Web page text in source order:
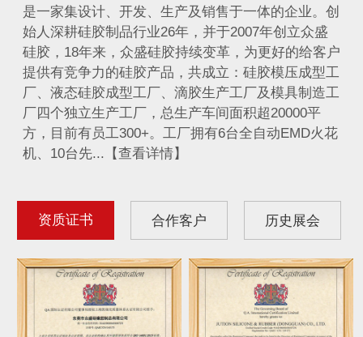
是一家集设计、开发、生产及销售于一体的企业。创
始人深耕硅胶制品行业26年，并于2007年创立众盛
硅胶，18年来，众盛硅胶持续变革，为更好的给客户
提供有竞争力的硅胶产品，共成立：硅胶模压成型工
厂、液态硅胶成型工厂、滴胶生产工厂及模具制造工
厂四个独立生产工厂，总生产车间面积超20000平
方，目前有员工300+。工厂拥有6台全自动EMD火花
机、10台先...【查看详情】
资质证书 合作客户 历史展会